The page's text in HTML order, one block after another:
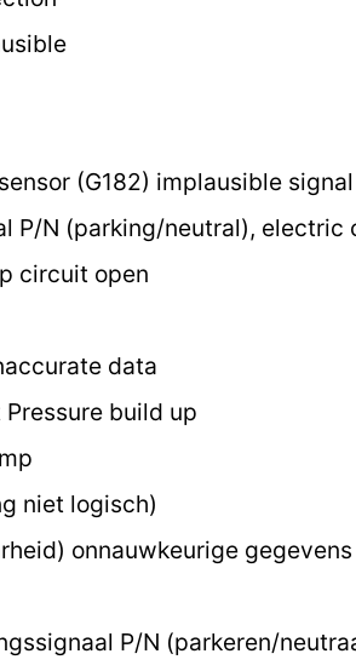
(G182) implausible signal
P/N (parking/neutral),
circuit open
data
build up
niet logisch)
onnauwkeurige gegevens
P/N (parkeren/